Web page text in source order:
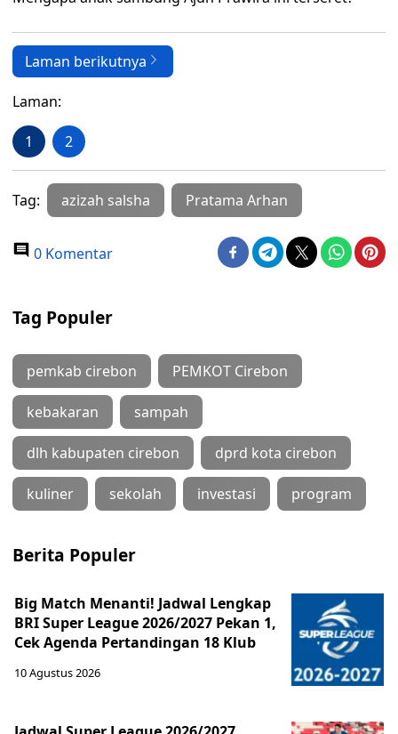
Laman berikutnya
Laman:
1 2
Tag: azizah salsha Pratama Arhan
0 Komentar
Tag Populer
pemkab cirebon PEMKOT Cirebon
kebakaran sampah
dlh kabupaten cirebon dprd kota cirebon
kuliner sekolah investasi program
Berita Populer
Big Match Menanti! Jadwal Lengkap
BRI Super League 2026/2027 Pekan 1,
Cek Agenda Pertandingan 18 Klub
10 Agustus 2026